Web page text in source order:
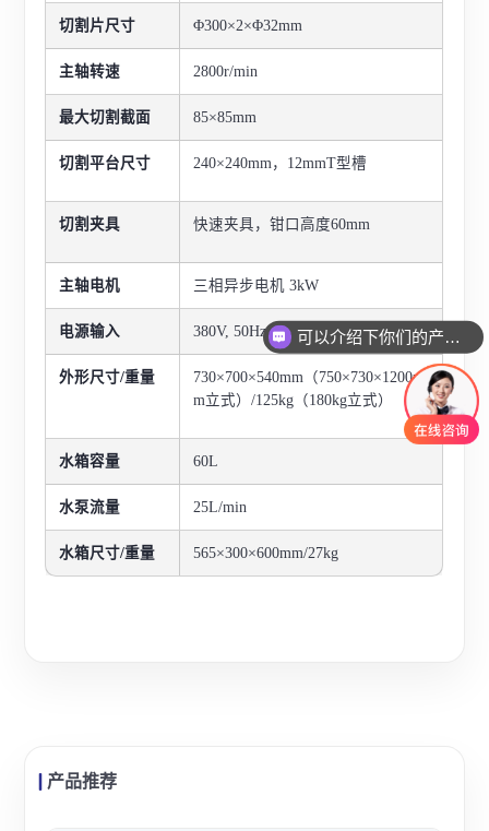
切割片尺寸 Φ300×2×Φ32mm
主轴转速 2800r/min
最大切割截面 85×85mm
切割平台尺寸 240×240mm，12mmT型槽
切割夹具 快速夹具，钳口高度60mm
主轴电机 三相异步电机 3kW
电源输入 380V, 50Hz, 10A三相五线
外形尺寸/重量
730×700×540mm（750×730×1200m
m立式）/125kg（180kg立式）
水箱容量 60L
水泵流量 25L/min
水箱尺寸/重量 565×300×600mm/27kg
产品推荐
可以介绍下你们的产品么